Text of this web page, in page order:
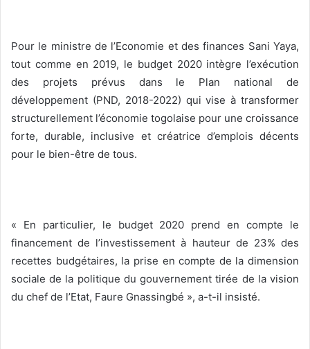
Pour le ministre de l’Economie et des finances Sani Yaya,
tout comme en 2019, le budget 2020 intègre l’exécution
des projets prévus dans le Plan national de
développement (PND, 2018-2022) qui vise à transformer
structurellement l’économie togolaise pour une croissance
forte, durable, inclusive et créatrice d’emplois décents
pour le bien-être de tous.
« En particulier, le budget 2020 prend en compte le
financement de l’investissement à hauteur de 23% des
recettes budgétaires, la prise en compte de la dimension
sociale de la politique du gouvernement tirée de la vision
du chef de l’Etat, Faure Gnassingbé », a-t-il insisté.